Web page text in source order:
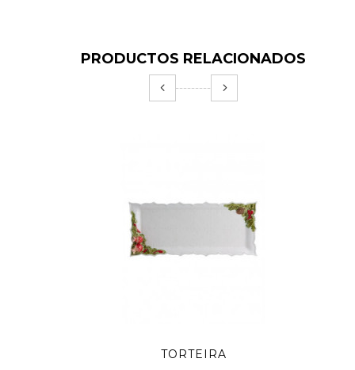
PRODUCTOS RELACIONADOS
TORTEIRA